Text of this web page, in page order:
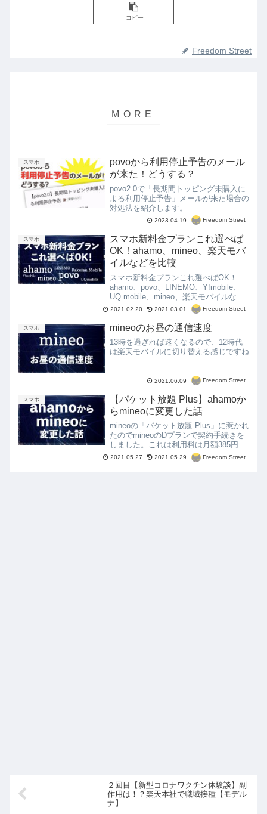
コピー
Freedom Street
スマホ
povoから利用停止予告のメール
が来た！どうする？
povo2.0で「長期間トッピング未購入に
よる利用停止予告」メールが来た場合の
対処法を紹介します。
2023.04.19 Freedom Street
スマホ
スマホ新料金プランこれ選べば
OK！ahamo、mineo、楽天モバ
イルなどを比較
スマホ新料金プランこれ選べばOK！
ahamo、povo、LINEMO、Y!mobile、
UQ mobile、mineo、楽天モバイルなど
を比較して、おすすめの料金プランを解
2021.02.20 2021.03.01 Freedom Street
スマホ mineoのお昼の通信速度
13時を過ぎれば速くなるので、12時代
は楽天モバイルに切り替える感じですね
2021.06.09 Freedom Street
スマホ
【パケット放題 Plus】ahamoか
らmineoに変更した話
mineoの「パケット放題 Plus」に惹かれ
たのでmineoのDプランで契約手続きを
しました。これは利用料は月額385円で
データが最大1.5Mbpsで使い放題になる
2021.05.27 2021.05.29 Freedom Street
２回目【新型コロナワクチン体験談】副
作用は！？楽天本社で職域接種【モデル
ナ】